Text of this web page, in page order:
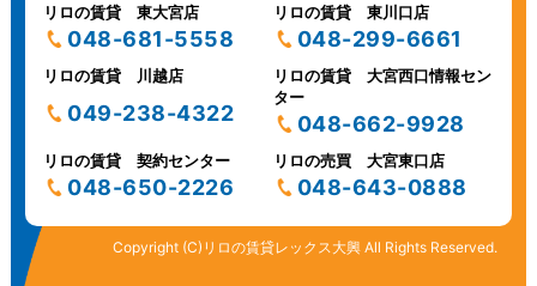
リロの賃貸 東大宮店
048-681-5558
リロの賃貸 東川口店
048-299-6661
リロの賃貸 川越店
049-238-4322
リロの賃貸 大宮西口情報セン
ター
048-662-9928
リロの賃貸 契約センター
048-650-2226
リロの売買 大宮東口店
048-643-0888
Copyright (C)リロの賃貸レックス大興 All Rights Reserved.